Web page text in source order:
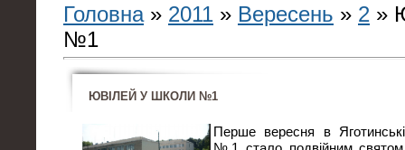
Головна» 2011 » Вересень » 2 »
№1
ЮВІЛЕЙ У ШКОЛИ №1
Перше вересня в